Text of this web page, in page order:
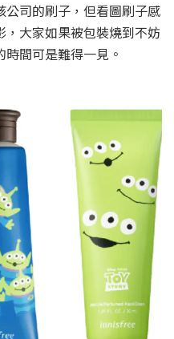
司的刷子，但看圖刷子感
大家如果被包裝燒到不妨
間可是難得一見。